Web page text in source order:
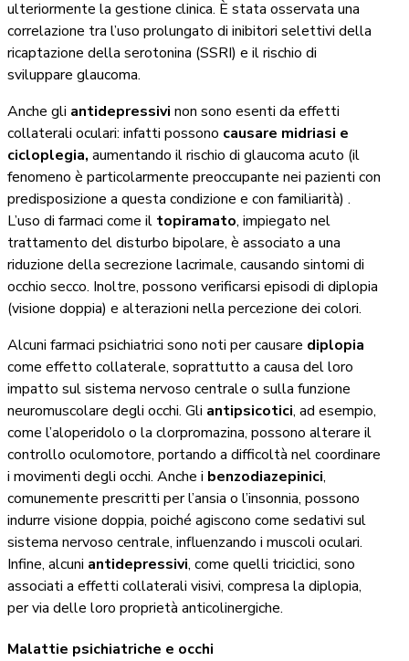
ulteriormente la gestione clinica. È stata osservata una
correlazione tra l’uso prolungato di inibitori selettivi della
ricaptazione della serotonina (SSRI) e il rischio di
sviluppare glaucoma.
Anche gli antidepressivi non sono esenti da effetti
collaterali oculari: infatti possono causare midriasi e
cicloplegia, aumentando il rischio di glaucoma acuto (il
fenomeno è particolarmente preoccupante nei pazienti con
predisposizione a questa condizione e con familiarità) .
L’uso di farmaci come il topiramato, impiegato nel
trattamento del disturbo bipolare, è associato a una
riduzione della secrezione lacrimale, causando sintomi di
occhio secco. Inoltre, possono verificarsi episodi di diplopia
(visione doppia) e alterazioni nella percezione dei colori.
Alcuni farmaci psichiatrici sono noti per causare diplopia
come effetto collaterale, soprattutto a causa del loro
impatto sul sistema nervoso centrale o sulla funzione
neuromuscolare degli occhi. Gli antipsicotici, ad esempio,
come l’aloperidolo o la clorpromazina, possono alterare il
controllo oculomotore, portando a difficoltà nel coordinare
i movimenti degli occhi. Anche i benzodiazepinici,
comunemente prescritti per l’ansia o l’insonnia, possono
indurre visione doppia, poiché agiscono come sedativi sul
sistema nervoso centrale, influenzando i muscoli oculari.
Infine, alcuni antidepressivi, come quelli triciclici, sono
associati a effetti collaterali visivi, compresa la diplopia,
per via delle loro proprietà anticolinergiche.
Malattie psichiatriche e occhi